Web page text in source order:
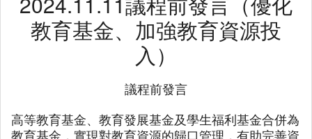
教育基金、加強教育資源投
入）
議程前發言
高等教育基金、教育發展基金及學生福利基金合併為
教育基金，實現對教育資源的歸口管理，有助完善資